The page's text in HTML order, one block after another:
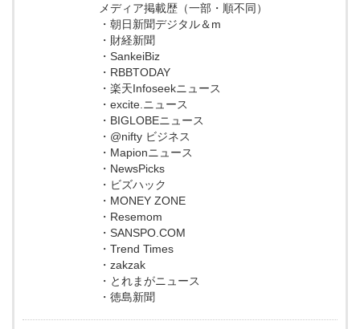
メディア掲載歴（一部・順不同）
・朝日新聞デジタル＆m
・財経新聞
・SankeiBiz
・RBBTODAY
・楽天Infoseekニュース
・excite.ニュース
・BIGLOBEニュース
・@nifty ビジネス
・Mapionニュース
・NewsPicks
・ビズハック
・MONEY ZONE
・Resemom
・SANSPO.COM
・Trend Times
・zakzak
・とれまがニュース
・徳島新聞